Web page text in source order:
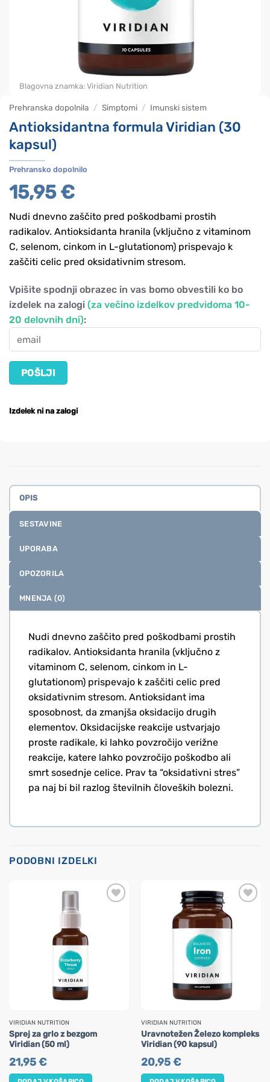
Prehranska dopolnila / Simptomi / Imunski sistem
Antioksidantna formula Viridian (30
kapsul)
Prehransko dopolnilo
15,95€
Nudi dnevno zaščito pred poškodbami prostih
radikalov. Antioksidanta hranila (vključno z vitaminom
C, selenom, cinkom in L-glutationom) prispevajo k
zaščiti celic pred oksidativnim stresom.
Vpišite spodnji obrazec in vas bomo obvestili ko bo
izdelek na zalogi (za večino izdelkov predvidoma 10-
20 delovnih dni):
Izdelek ni na zalogi
Blagovna znamka: Viridian Nutrition
OPIS
SESTAVINE
UPORABA
OPOZORILA
MNENJA (0)
Nudi dnevno zaščito pred poškodbami prostih
radikalov. Antioksidanta hranila (vključno z
vitaminom C, selenom, cinkom in L-
glutationom) prispevajo k zaščiti celic pred
oksidativnim stresom. Antioksidant ima
sposobnost, da zmanjša oksidacijo drugih
elementov. Oksidacijske reakcije ustvarjajo
proste radikale, ki lahko povzročijo verižne
reakcije, katere lahko povzročijo poškodbo ali
smrt sosednje celice. Prav ta “oksidativni stres”
pa naj bi bil razlog številnih človeških bolezni.
PODOBNI IZDELKI
VIRIDIAN NUTRITION
Sprej za grlo z bezgom
Viridian (50 ml)
21,95€
VIRIDIAN NUTRITION
Uravnotežen Železo kompleks
Viridian (90 kapsul)
20,95€